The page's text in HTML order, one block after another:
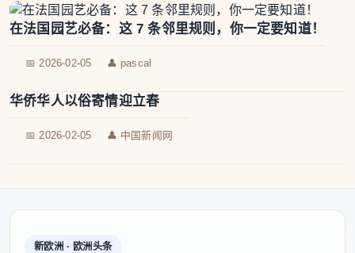
在法国园艺必备：这 7 条邻里规则，你一定要知道！
📅 2026-02-05 👤 pascal
华侨华人以俗寄情迎立春
📅 2026-02-05 👤 中国新闻网
新欧洲 · 欧洲头条